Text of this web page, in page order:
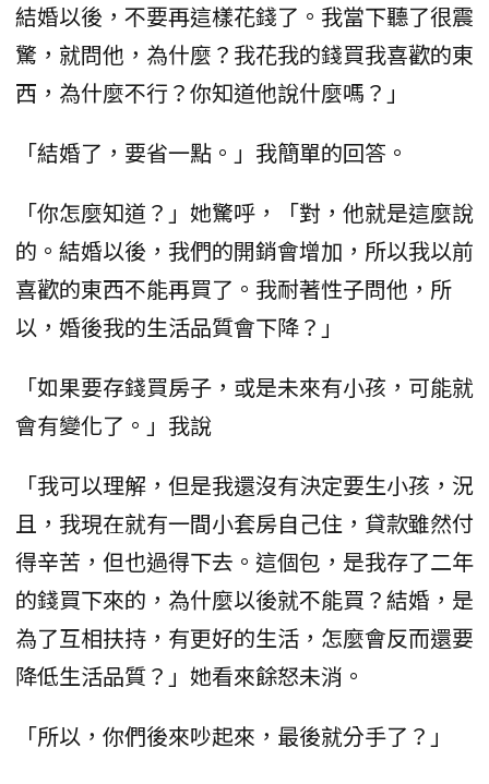
結婚以後，不要再這樣花錢了。我當下聽了很震
驚，就問他，為什麼？我花我的錢買我喜歡的東
西，為什麼不行？你知道他說什麼嗎？」
「結婚了，要省一點。」我簡單的回答。
「你怎麼知道？」她驚呼，「對，他就是這麼說
的。結婚以後，我們的開銷會增加，所以我以前
喜歡的東西不能再買了。我耐著性子問他，所
以，婚後我的生活品質會下降？」
「如果要存錢買房子，或是未來有小孩，可能就
會有變化了。」我說
「我可以理解，但是我還沒有決定要生小孩，況
且，我現在就有一間小套房自己住，貸款雖然付
得辛苦，但也過得下去。這個包，是我存了二年
的錢買下來的，為什麼以後就不能買？結婚，是
為了互相扶持，有更好的生活，怎麼會反而還要
降低生活品質？」她看來餘怒未消。
「所以，你們後來吵起來，最後就分手了？」